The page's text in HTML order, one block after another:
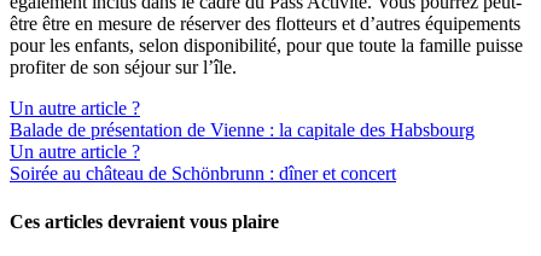
être être en mesure de réserver des flotteurs et d’autres équipements
pour les enfants, selon disponibilité, pour que toute la famille puisse
profiter de son séjour sur l’île.
Un autre article ?
Balade de présentation de Vienne : la capitale des Habsbourg
Un autre article ?
Soirée au château de Schönbrunn : dîner et concert
Ces articles devraient vous plaire